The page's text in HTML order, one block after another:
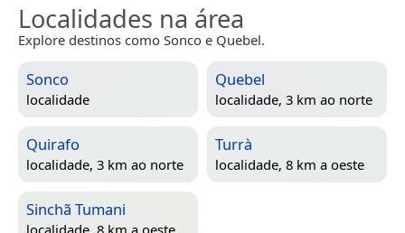
Localidades na área
Explore destinos como Sonco e Quebel.
Sonco
localidade
Quebel
localidade, 3 km ao norte
Quirafo
localidade, 3 km ao norte
Turrà
localidade, 8 km a oeste
Sinchã Tumani